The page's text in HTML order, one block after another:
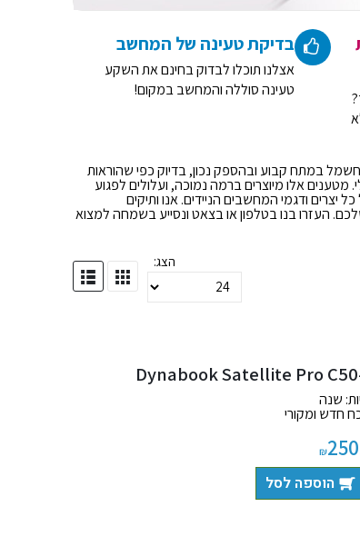
בדיקת טעינה של המחשב
אצלנו תוכלו לבדוק בחינם את השקע
טעינה סוללה והמחשב במקום!
במתח קבוע ובהספק נכון, בדיוק כפי שהוראות
מטענים אלו מיוצרים ברמה נמוכה, ועלולים לפגוע
יצרים ודגמי המחשבים הניידים. אנו ותיקים
העזרו בנו בטלפון או בצאט ונסייע בשמחה למצוא
הצג:
שנה
חדש ומקורי
₪
הוספה לסל